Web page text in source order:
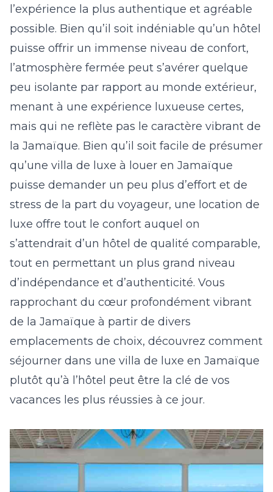
l’expérience la plus authentique et agréable
possible. Bien qu’il soit indéniable qu’un hôtel
puisse offrir un immense niveau de confort,
l’atmosphère fermée peut s’avérer quelque
peu isolante par rapport au monde extérieur,
menant à une expérience luxueuse certes,
mais qui ne reflète pas le caractère vibrant de
la Jamaïque. Bien qu’il soit facile de présumer
qu’une villa de luxe à louer en Jamaïque
puisse demander un peu plus d’effort et de
stress de la part du voyageur, une location de
luxe offre tout le confort auquel on
s’attendrait d’un hôtel de qualité comparable,
tout en permettant un plus grand niveau
d’indépendance et d’authenticité. Vous
rapprochant du cœur profondément vibrant
de la Jamaïque à partir de divers
emplacements de choix, découvrez comment
séjourner dans une villa de luxe en Jamaïque
plutôt qu’à l’hôtel peut être la clé de vos
vacances les plus réussies à ce jour.